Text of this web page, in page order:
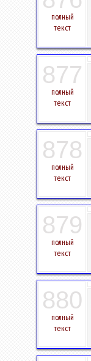
полный
текст
877
полный
текст
878
полный
текст
879
полный
текст
880
полный
текст